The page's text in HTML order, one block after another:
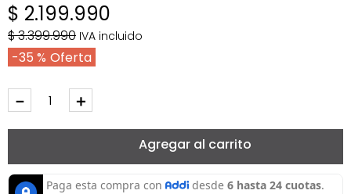
$ 2.199.990
$3.399.990 IVA incluido
35 %
＋
－
Agregar al carrito